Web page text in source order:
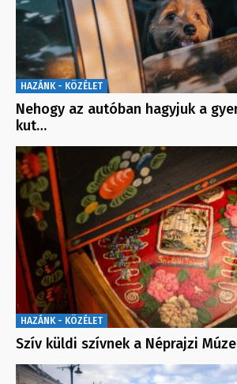
HAZÁNK - KÖZÉLET
Nehogy az autóban hagyjuk a
kut…
HAZÁNK - KÖZÉLET
Szív küldi szívnek a Néprajzi